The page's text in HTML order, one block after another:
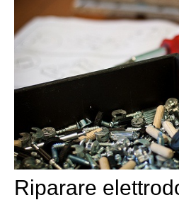
Riparare